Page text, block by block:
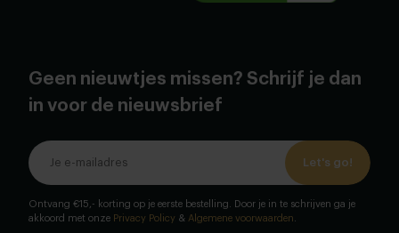
Geen nieuwtjes missen? Schrijf je dan
in voor de nieuwsbrief
Let's go!
Ontvang €15,- korting op je eerste bestelling. Door je in te schrijven ga je
akkoord met onze Privacy Policy & Algemene voorwaarden